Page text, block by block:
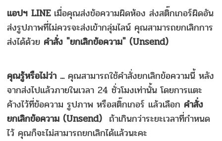
แอปฯ LINEเมื่อคุณส่งข้อความผิดห้อง ส่งสติ๊กเกอร์ผิดอัน
ส่งรูปภาพที่ไม่ควรจะส่งเข้ากลุ่มไลน์ คุณสามารถยกเลิกการ
ส่งได้ด้วย คำสั่ง "ยกเลิกข้อความ" (Unsend)
คุณรู้หรือไม่ว่า ...คุณสามารถใช้คำสั่งยกเลิกข้อความนี้ หลัง
จากส่งไปแล้วภายในเวลา 24 ชั่วโมงเท่านั้น โดยการแตะ
ค้างไว้ที่ข้อความ รูปภาพ หรือสติ๊กเกอร์ แล้วเลือก คำสั่ง
ยกเลิกข้อความ (Unsend) ถ้าเกินกว่าระยะเวลาที่กำหนด
ไว้ คุณก็จะไม่สามารถยกเลิกได้แล้วนะคะ